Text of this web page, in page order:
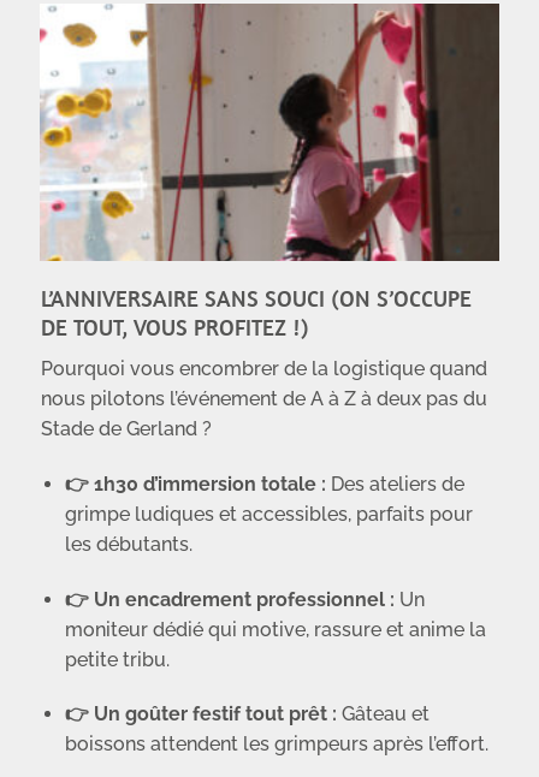
L’ANNIVERSAIRE SANS SOUCI (ON S’OCCUPE
DE TOUT, VOUS PROFITEZ !)
Pourquoi vous encombrer de la logistique quand
nous pilotons l’événement de A à Z à deux pas du
Stade de Gerland ?
👉 1h30 d’immersion totale : Des ateliers de
grimpe ludiques et accessibles, parfaits pour
les débutants.
👉 Un encadrement professionnel : Un
moniteur dédié qui motive, rassure et anime la
petite tribu.
👉 Un goûter festif tout prêt : Gâteau et
boissons attendent les grimpeurs après l’effort.